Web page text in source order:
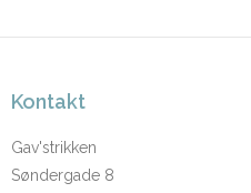
Kontakt
Gav'strikken
Søndergade 8